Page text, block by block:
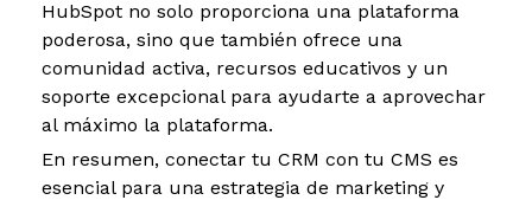
HubSpot no solo proporciona una plataforma
poderosa, sino que también ofrece una
comunidad activa, recursos educativos y un
soporte excepcional para ayudarte a aprovechar
al máximo la plataforma.
En resumen, conectar tu CRM con tu CMS es
esencial para una estrategia de marketing y